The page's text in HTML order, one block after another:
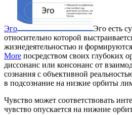
Эго
Эго есть
относительно которой
жизнедеятельностью и
More посредством своих глубоких
диссонанс или консонанс от
сознания с объективной
в подсознание на низкие орбиты
Чувство может соответствовать
чувство опускается на нижние